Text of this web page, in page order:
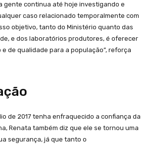
gente continua até hoje investigando e
caso relacionado temporalmente com
objetivo, tanto do Ministério quanto das
e dos laboratórios produtores, é oferecer
de qualidade para a população”, reforça
de 2017 tenha enfraquecido a confiança da
Renata também diz que ele se tornou uma
segurança, já que tanto o